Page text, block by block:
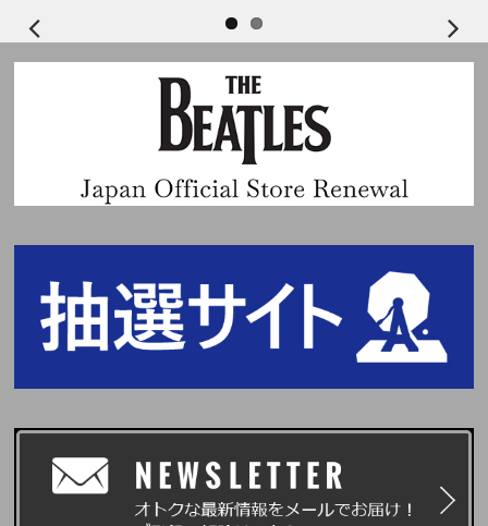
ソロジャケット7形態セット、スペシャルボックス盤をご予約・ご購入の場合、
メンバーの選択が可能です。
※セット商品をご予約・ご購入の場合、応募口数は枚数分になり、メンバーは
選択できますが、選べるのは1種になります。(例：3形態セットを1つ購入する
と応募口数は3口ですが、購入者抽選プレゼントで選べるメンバーは1種。JUN
GWONを選んだ場合、3口ともJUNGWONへ応募)
※メンバーソロジャケット盤(単品)をご予約・ご購入の場合、ご購入いただいた
メンバーソロジャケット盤のメンバーへのご応募となります。(例：メンバーソ
ロジャケット盤 JUNGWON1枚購入で購入者抽選プレゼント(JUNGWON)へ1口
トリーになり、お客様から別途お申込み作業は必要ございません。
※ENHYPEN Weverse ShopならびにUNIVERSAL MUSIC STOREでは「宵 -Y
OI-」初回限定盤A・B・メンバーソロ盤いずれも、単品をお一人様1会計につ
き、それぞれ5点までご購入可能です。3形態セット(初回限定盤A + 初回限定盤
B + 通常盤)とメンバーソロジャケット盤全7形態セットも、お一人様1会計につ
※単品1枚の購入で1回の応募となり、セット商品をご購入の場合は枚数分に応
じた応募口数になります。(3形態セット購入で3口)
※「購入者抽選プレゼント」対象商品も各ストア特典の対象となります。
《購入者先着プレゼント詳細》